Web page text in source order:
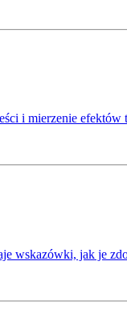
i mierzenie efektów
wskazówki, jak je